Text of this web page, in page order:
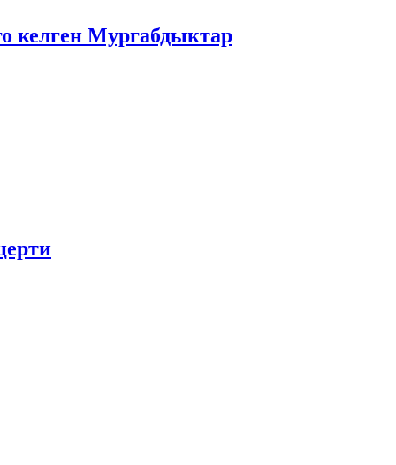
келген Мургабдыктар